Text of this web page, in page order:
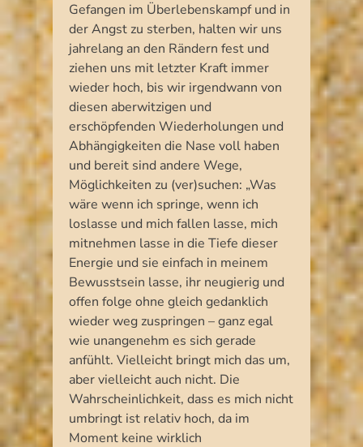
Gefangen im Überlebenskampf und in
der Angst zu sterben, halten wir uns
jahrelang an den Rändern fest und
ziehen uns mit letzter Kraft immer
wieder hoch, bis wir irgendwann von
diesen aberwitzigen und
erschöpfenden Wiederholungen und
Abhängigkeiten die Nase voll haben
und bereit sind andere Wege,
Möglichkeiten zu (ver)suchen: „Was
wäre wenn ich springe, wenn ich
loslasse und mich fallen lasse, mich
mitnehmen lasse in die Tiefe dieser
Energie und sie einfach in meinem
Bewusstsein lasse, ihr neugierig und
offen folge ohne gleich gedanklich
wieder weg zuspringen – ganz egal
wie unangenehm es sich gerade
anfühlt. Vielleicht bringt mich das um,
aber vielleicht auch nicht. Die
Wahrscheinlichkeit, dass es mich nicht
umbringt ist relativ hoch, da im
Moment keine wirklich